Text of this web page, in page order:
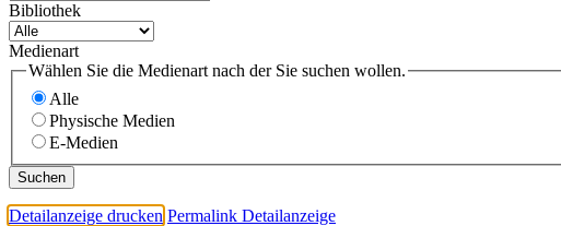
Bibliothek
Medienart
Wählen Sie die Medienart nach der Sie suchen wollen.
Alle
Physische Medien
E-Medien
Detailanzeige drucken Permalink Detailanzeige